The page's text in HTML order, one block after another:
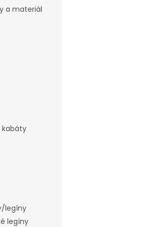
a materiál
kabáty
legíny
legíny